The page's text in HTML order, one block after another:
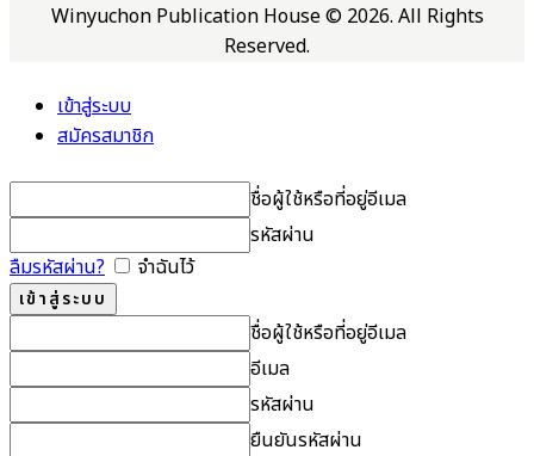
Winyuchon Publication House © 2026. All Rights
Reserved.
เข้าสู่ระบบ
สมัครสมาชิก
ชื่อผู้ใช้หรือที่อยู่อีเมล
รหัสผ่าน
ลืมรหัสผ่าน?
จำฉันไว้
ชื่อผู้ใช้หรือที่อยู่อีเมล
อีเมล
รหัสผ่าน
ยืนยันรหัสผ่าน